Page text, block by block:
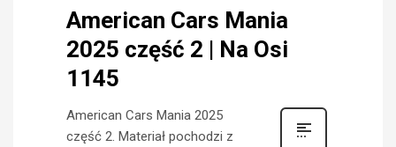
American Cars Mania
2025 część 2 | Na Osi
1145
American Cars Mania 2025
część 2. Materiał pochodzi z